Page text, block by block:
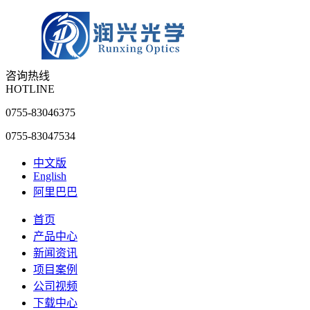
咨询热线
HOTLINE
0755-83046375
0755-83047534
中文版
English
阿里巴巴
首页
产品中心
新闻资讯
项目案例
公司视频
下载中心